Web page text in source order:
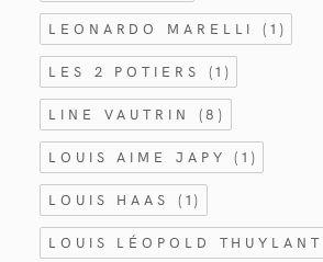
LEONARDO MARELLI(1)
LES 2 POTIERS (1)
LINE VAUTRIN (8)
LOUIS AIME JAPY(1)
LOUIS HAAS (1)
LOUIS LÉOPOLD THUYLANT